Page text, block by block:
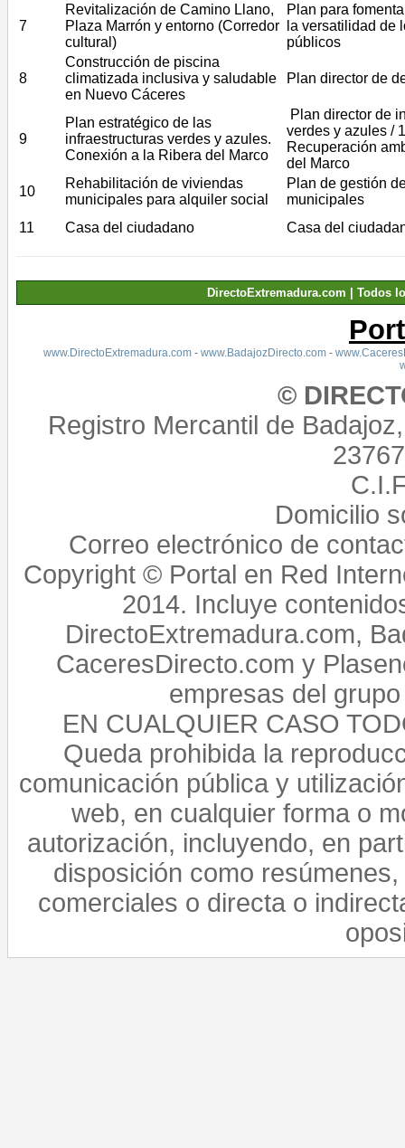
7
Revitalización de Camino Llano,
Plaza Marrón y entorno (Corredor
cultural)
Plan para
la versatilidad de
públicos
8
Construcción de piscina
climatizada inclusiva y saludable
en Nuevo Cáceres
Plan director de
9
Plan estratégico de las
infraestructuras verdes y azules.
Conexión a la Ribera del Marco
Plan director de
verdes y azules /
Recuperación
del Marco
10
Rehabilitación de viviendas
municipales para alquiler social
Plan de gestión
municipales
11
Casa del ciudadano Casa del
DirectoExtremadura.com | Todos
www.DirectoExtremadura.com- www.BadajozDirecto.com-
©
Registro Mercantil de
Domicilio
Correo electrónico de
Copyright © Portal en Red
2014. Incluye
DirectoExtremadura.com,
CaceresDirecto.com y
empresas del
EN CUALQUIER CASO
Queda prohibida la
comunicación pública y
web, en cualquier forma o
autorización, incluyendo, en
disposición como
comerciales o directa o